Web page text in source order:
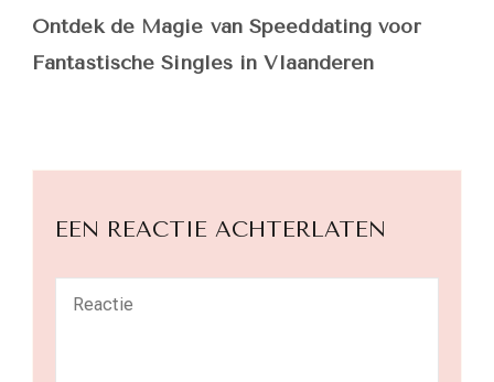
Ontdek de Magie van Speeddating voor
Fantastische Singles in Vlaanderen
EEN REACTIE ACHTERLATEN